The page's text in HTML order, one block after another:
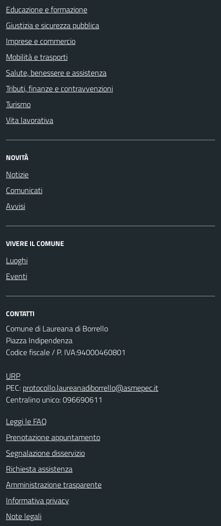
Educazione e formazione
Giustizia e sicurezza pubblica
Imprese e commercio
Mobilità e trasporti
Salute, benessere e assistenza
Tributi, finanze e contravvenzioni
Turismo
Vita lavorativa
NOVITÀ
Notizie
Comunicati
Avvisi
VIVERE IL COMUNE
Luoghi
Eventi
CONTATTI
Comune di Laureana di Borrello
Piazza Indipendenza
Codice fiscale / P. IVA:94000460801
URP
PEC: protocollo.laureanadiborrello@asmepec.it
Centralino unico: 096690611
Leggi le FAQ
Prenotazione appuntamento
Segnalazione disservizio
Richiesta assistenza
Amministrazione trasparente
Informativa privacy
Note legali